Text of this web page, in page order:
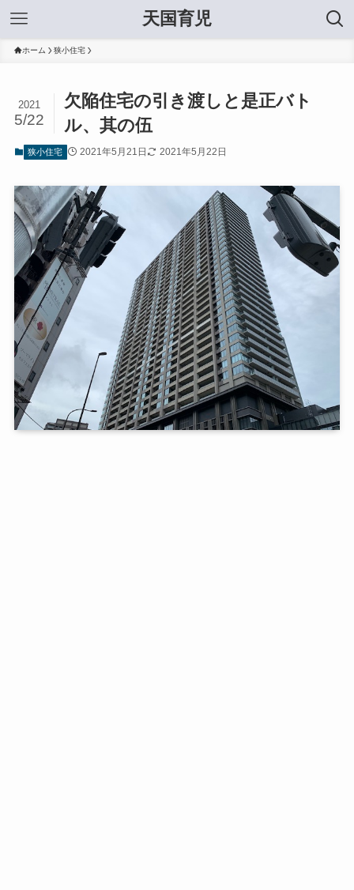
天国育児
ホーム 狭小住宅
欠陥住宅の引き渡しと是正バト
ル、其の伍
2021
5/22
狭小住宅 2021年5月21日 2021年5月22日